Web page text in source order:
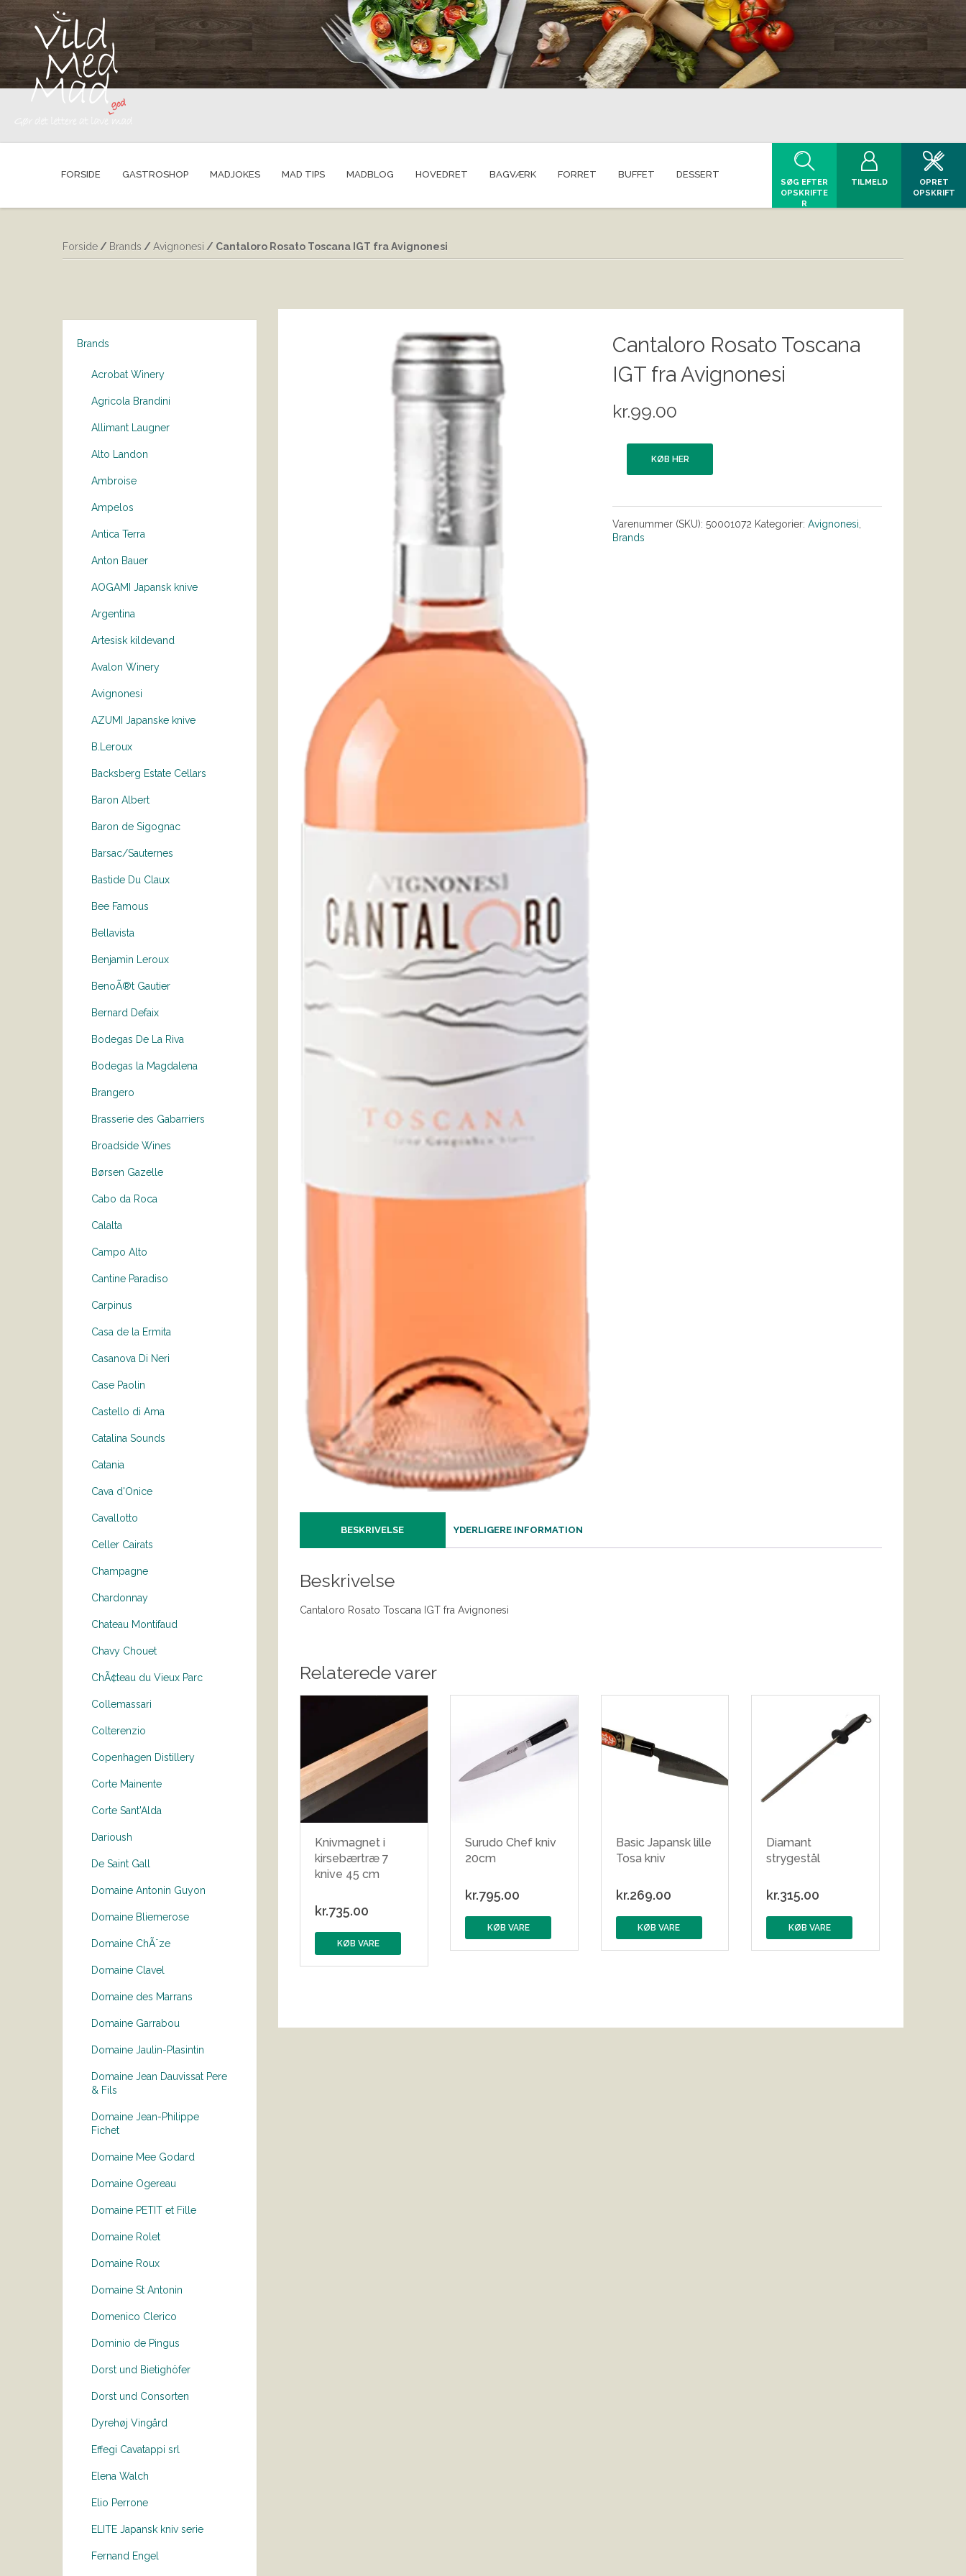
FORSIDE GASTROSHOP MADJOKES MAD TIPS MADBLOG HOVEDRET BAGVÆRK FORRET BUFFET DESSERT
SØG EFTER
OPSKRIFTE
R
TILMELD
OPRET
OPSKRIFT
Forside / Brands / Avignonesi / Cantaloro Rosato Toscana IGT fra Avignonesi
Brands
Acrobat Winery
Agricola Brandini
Allimant Laugner
Alto Landon
Ambroise
Ampelos
Antica Terra
Anton Bauer
AOGAMI Japansk knive
Argentina
Artesisk kildevand
Avalon Winery
Avignonesi
AZUMI Japanske knive
B.Leroux
Backsberg Estate Cellars
Baron Albert
Baron de Sigognac
Barsac/Sauternes
Bastide Du Claux
Bee Famous
Bellavista
Benjamin Leroux
BenoÃ®t Gautier
Bernard Defaix
Bodegas De La Riva
Bodegas la Magdalena
Brangero
Brasserie des Gabarriers
Broadside Wines
Børsen Gazelle
Cabo da Roca
Calalta
Campo Alto
Cantine Paradiso
Carpinus
Casa de la Ermita
Casanova Di Neri
Case Paolin
Castello di Ama
Catalina Sounds
Catania
Cava d'Onice
Cavallotto
Celler Cairats
Champagne
Chardonnay
Chateau Montifaud
Chavy Chouet
ChÃ¢teau du Vieux Parc
Collemassari
Colterenzio
Copenhagen Distillery
Corte Mainente
Corte Sant'Alda
Darioush
De Saint Gall
Domaine Antonin Guyon
Domaine Bliemerose
Domaine ChÃ¨ze
Domaine Clavel
Domaine des Marrans
Domaine Garrabou
Domaine Jaulin-Plasintin
Domaine Jean Dauvissat Pere
& Fils
Domaine Jean-Philippe
Fichet
Domaine Mee Godard
Domaine Ogereau
Domaine PETIT et Fille
Domaine Rolet
Domaine Roux
Domaine St Antonin
Domenico Clerico
Dominio de Pingus
Dorst und Bietighöfer
Dorst und Consorten
Dyrehøj Vingård
Effegi Cavatappi srl
Elena Walch
Elio Perrone
ELITE Japansk kniv serie
Fernand Engel
Cantaloro Rosato Toscana
IGT fra Avignonesi
kr.99.00
KØB HER
Varenummer (SKU): 50001072 Kategorier: Avignonesi
Brands
BESKRIVELSE YDERLIGERE INFORMATION
Beskrivelse
Cantaloro Rosato Toscana IGT fra Avignonesi
Relaterede varer
Knivmagnet i
kirsebærtræ 7
knive 45 cm
kr.735.00
KØB VARE
Surudo Chef kniv
20cm
kr.795.00
KØB VARE
Basic Japansk lille
Tosa kniv
kr.269.00
KØB VARE
Diamant
strygestål
kr.315.00
KØB VARE